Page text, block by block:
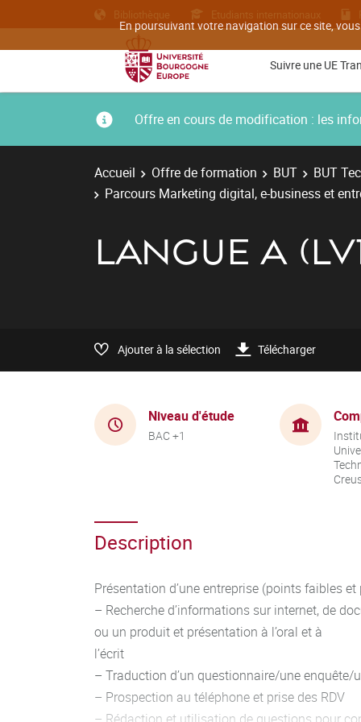
En poursuivant votre navigation sur ce site,
Bibliothèque Etudiants internationaux
Suivre une UE
Offre en cours de modification : les
Accueil Offre de formation BUT
BUT
Parcours Marketing digital, e-business et
LANGUE A
Ajouter à la sélection Télécharger
Niveau d'étude
BAC +1
Description
Présentation d’une entreprise (points faibles
– Recherche d’informations sur internet, de
ou un produit et présentation à l’oral et à
l’écrit
– Traduction d’un questionnaire/une
– Prospection au téléphone et prise des RDV